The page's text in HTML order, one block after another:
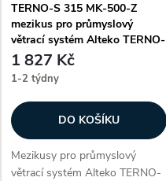
TERNO-S 315 MK-500-Z
mezikus pro průmyslový
větrací systém Alteko TERNO-
S
1 827 Kč
1-2 týdny
DO KOŠÍKU
Mezikusy pro průmyslový
větrací systém Alteko TERNO-